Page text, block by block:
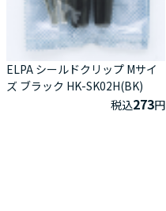
ELPA シールドクリップ Mサイ
ズ ブラック HK-SK02H(BK)
税込273円